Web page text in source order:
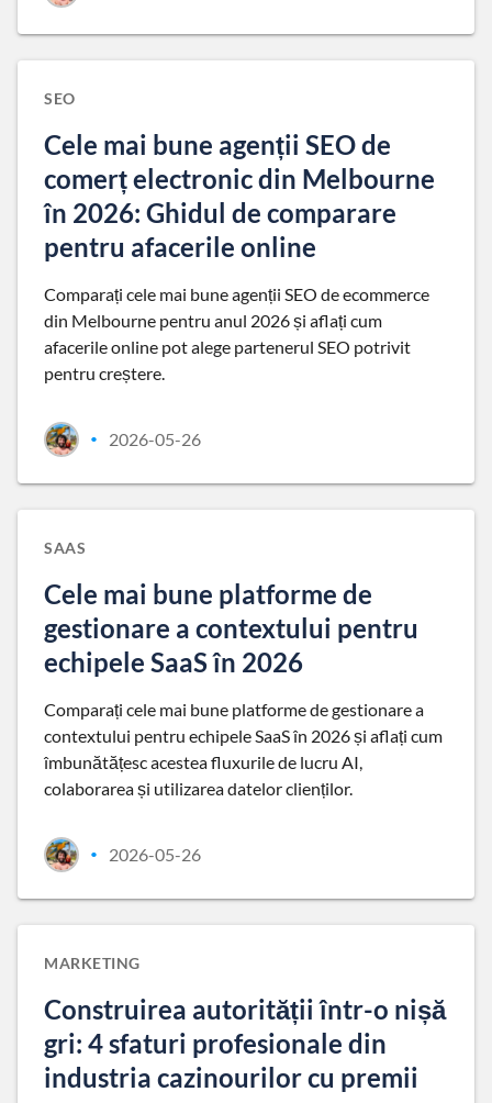
SEO
Cele mai bune agenții SEO de
comerț electronic din Melbourne
în 2026: Ghidul de comparare
pentru afacerile online
Comparați cele mai bune agenții SEO de ecommerce
din Melbourne pentru anul 2026 și aflați cum
afacerile online pot alege partenerul SEO potrivit
pentru creștere.
• 2026-05-26
SAAS
Cele mai bune platforme de
gestionare a contextului pentru
echipele SaaS în 2026
Comparați cele mai bune platforme de gestionare a
contextului pentru echipele SaaS în 2026 și aflați cum
îmbunătățesc acestea fluxurile de lucru AI,
colaborarea și utilizarea datelor clienților.
• 2026-05-26
MARKETING
Construirea autorității într-o nișă
gri: 4 sfaturi profesionale din
industria cazinourilor cu premii